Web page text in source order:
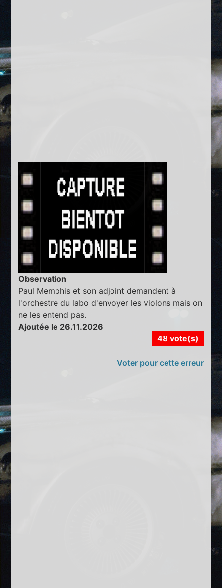
Observation
Paul Memphis et son adjoint demandent à
l'orchestre du labo d'envoyer les violons mais on
ne les entend pas.
Ajoutée le 26.11.2026
48 vote(s)
Voter pour cette erreur